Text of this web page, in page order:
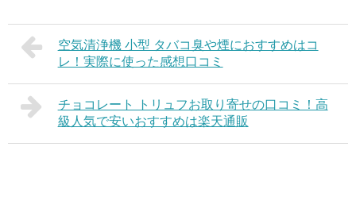
空気清浄機 小型 タバコ臭や煙におすすめはコ
レ！実際に使った感想口コミ
チョコレート トリュフお取り寄せの口コミ！高
級人気で安いおすすめは楽天通販